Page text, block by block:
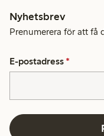
Nyhetsbrev
Prenumerera för att få
E-postadress *